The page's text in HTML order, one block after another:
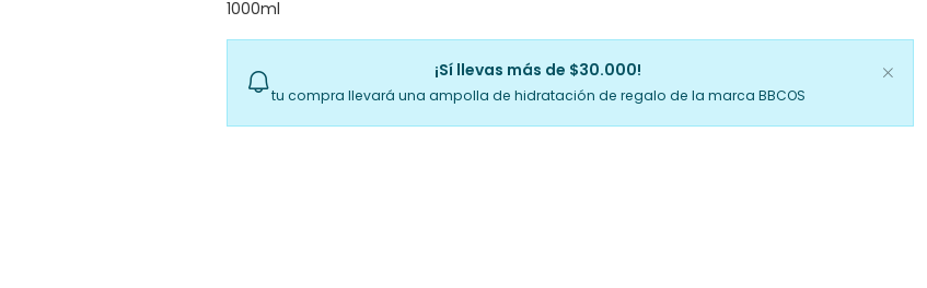
1000ml
¡Sí llevas más de $30.000!
tu compra llevará una ampolla de hidratación de regalo de la marca BBCOS